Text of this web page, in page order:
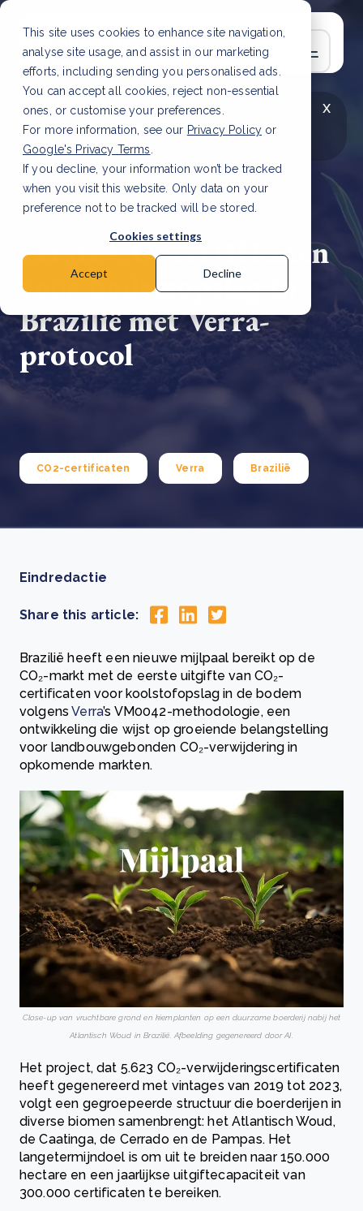
This site uses cookies to enhance site navigation,
analyse site usage, and assist in our marketing
efforts, including sending you personalised ads.
You can accept all cookies, reject non-essential
ones, or customise your preferences.
For more information, see our Privacy Policy or
Google's Privacy Terms
If you decline, your information won’t be tracked
when you visit this website. Only data on your
preference not to be tracked will be stored.
Cookies settings
Accept Decline
x
LAATSTE ARTIKEL
CSRD en uw positie als
leverancier: wat verandert er in 2026?Lees
artikel
Eerste CO₂-certificaten
voor bodemopslag in
Brazilië met Verra-
protocol
CO2-certificaten Verra Brazilië
Eindredactie
Share this article:
Brazilië heeft een nieuwe mijlpaal bereikt op de
CO₂-markt met de eerste uitgifte van CO₂-
certificaten voor koolstofopslag in de bodem
volgensVerra’s VM0042-methodologie, een
ontwikkeling die wijst op groeiende belangstelling
voor landbouwgebonden CO₂-verwijdering in
opkomende markten.
Close-up van vruchtbare grond en kiemplanten op een duurzame boerderij nabij het
Atlantisch Woud in Brazilië. Afbeelding gegenereerd door AI.
Het project, dat 5.623 CO₂-verwijderingscertificaten
heeft gegenereerd met vintages van 2019 tot 2023,
volgt een gegroepeerde structuur die boerderijen in
diverse biomen samenbrengt: het Atlantisch Woud,
de Caatinga, de Cerrado en de Pampas. Het
langetermijndoel is om uit te breiden naar 150.000
hectare en een jaarlijkse uitgiftecapaciteit van
300.000 certificaten te bereiken.